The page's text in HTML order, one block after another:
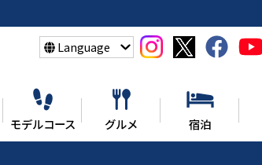
Language
モデルコース グルメ 宿泊